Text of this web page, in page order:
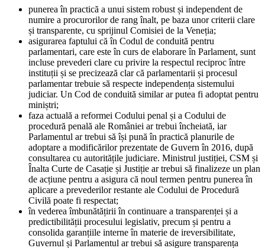
punerea în practică a unui sistem robust și independent de
numire a procurorilor de rang înalt, pe baza unor criterii clare
și transparente, cu sprijinul Comisiei de la Veneția;
asigurarea faptului că în Codul de conduită pentru
parlamentari, care este în curs de elaborare în Parlament, sunt
incluse prevederi clare cu privire la respectul reciproc între
instituții și se precizează clar că parlamentarii și procesul
parlamentar trebuie să respecte independența sistemului
judiciar. Un Cod de conduită similar ar putea fi adoptat pentru
miniștri;
faza actuală a reformei Codului penal și a Codului de
procedură penală ale României ar trebui încheiată, iar
Parlamentul ar trebui să își pună în practică planurile de
adoptare a modificărilor prezentate de Guvern în 2016, după
consultarea cu autoritățile judiciare. Ministrul justiției, CSM și
Înalta Curte de Casație și Justiție ar trebui să finalizeze un plan
de acțiune pentru a asigura că noul termen pentru punerea în
aplicare a prevederilor restante ale Codului de Procedură
Civilă poate fi respectat;
în vederea îmbunătățirii în continuare a transparenței și a
predictibilității procesului legislativ, precum și pentru a
consolida garanțiile interne în materie de ireversibilitate,
Guvernul și Parlamentul ar trebui să asigure transparența